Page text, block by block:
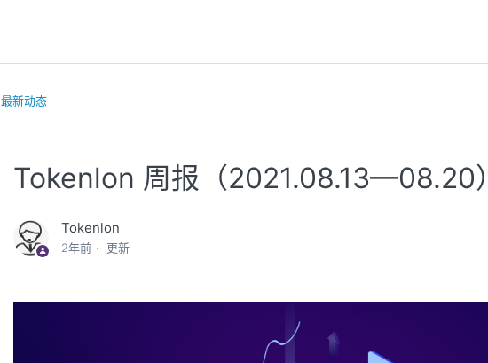
最新动态
Tokenlon 周报（2021.08.13—08.20）
Tokenlon
2年前 更新